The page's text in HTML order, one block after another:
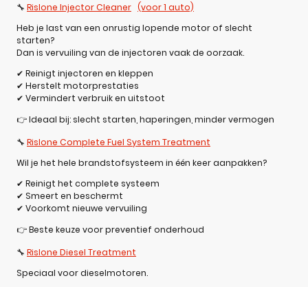
🔧 Rislone Injector Cleaner (voor 1 auto)
Heb je last van een onrustig lopende motor of slecht
starten?
Dan is vervuiling van de injectoren vaak de oorzaak.
✔ Reinigt injectoren en kleppen
✔ Herstelt motorprestaties
✔ Vermindert verbruik en uitstoot
👉 Ideaal bij: slecht starten, haperingen, minder vermogen
🔧 Rislone Complete Fuel System Treatment
Wil je het hele brandstofsysteem in één keer aanpakken?
✔ Reinigt het complete systeem
✔ Smeert en beschermt
✔ Voorkomt nieuwe vervuiling
👉 Beste keuze voor preventief onderhoud
🔧 Rislone Diesel Treatment
Speciaal voor dieselmotoren.